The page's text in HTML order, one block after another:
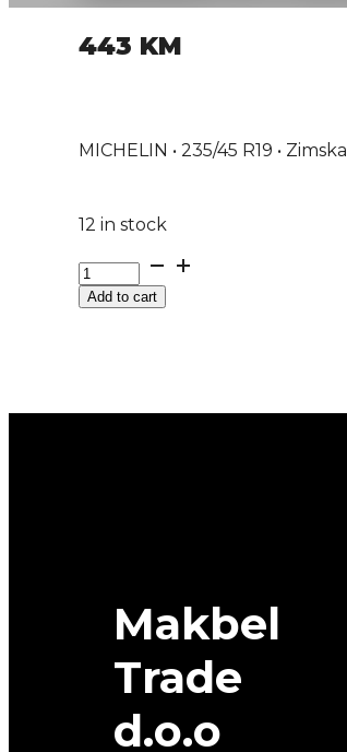
443 KM
MICHELIN • 235/45 R19 • Zimska
12 in stock
235/45R19
M+S
ALPIN-
Add to cart
Makbel
Trade
d.o.o